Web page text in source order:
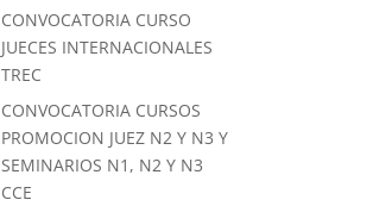
CONVOCATORIA CURSO
JUECES INTERNACIONALES
TREC
CONVOCATORIA CURSOS
PROMOCION JUEZ N2 Y N3 Y
SEMINARIOS N1, N2 Y N3
CCE